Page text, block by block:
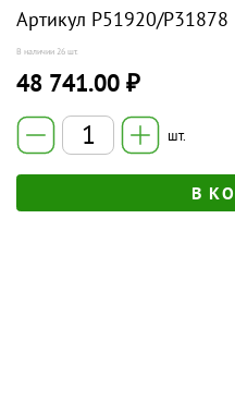
Артикул P51920/P31878
В наличии 26 шт.
48 741.00 ₽
шт.
В